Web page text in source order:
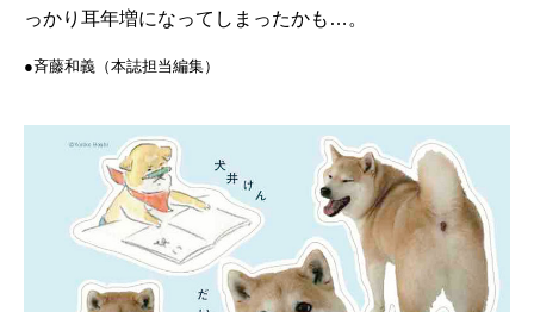
っかり耳年増になってしまったかも…。
●斉藤和義（本誌担当編集）